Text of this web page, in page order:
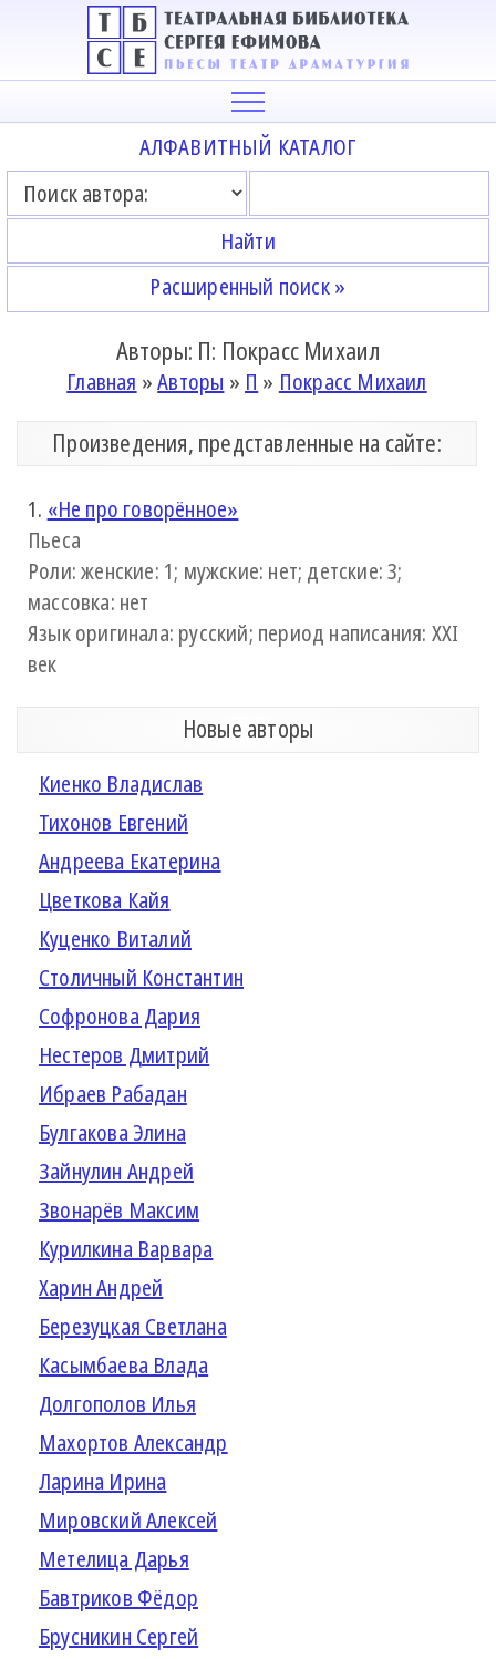
АЛФАВИТНЫЙ КАТАЛОГ
Расширенный поиск »
Авторы: П: Покрасс Михаил
Главная »Авторы » П » Покрасс Михаил
Произведения, представленные на сайте:
1. «Не про говорённое»
Пьеса
Роли: женские: 1; мужские: нет; детские: 3;
массовка: нет
Язык оригинала: русский; период написания: XXI
век
Новые авторы
Киенко Владислав
Тихонов Евгений
Андреева Екатерина
Цветкова Кайя
Куценко Виталий
Столичный Константин
Софронова Дария
Нестеров Дмитрий
Ибраев Рабадан
Булгакова Элина
Зайнулин Андрей
Звонарёв Максим
Курилкина Варвара
Харин Андрей
Березуцкая Светлана
Касымбаева Влада
Долгополов Илья
Махортов Александр
Ларина Ирина
Мировский Алексей
Метелица Дарья
Бавтриков Фёдор
Брусникин Сергей